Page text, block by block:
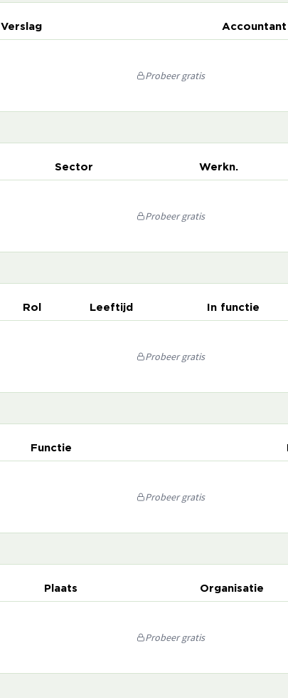
Verslag Accountant
Probeer gratis
Sector Werkn.
Probeer gratis
Rol Leeftijd In functie
Probeer gratis
Functie
Probeer gratis
Plaats Organisatie
Probeer gratis